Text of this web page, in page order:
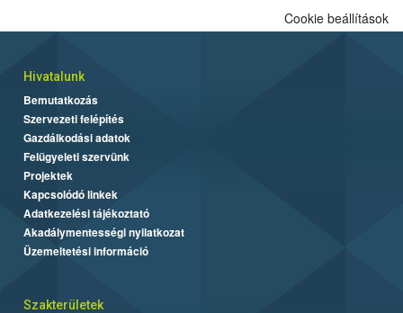
Cookie beállítások
Hivatalunk
Bemutatkozás
Szervezeti felépítés
Gazdálkodási adatok
Felügyeleti szervünk
Projektek
Kapcsolódó linkek
Adatkezelési tájékoztató
Akadálymentességi nyilatkozat
Üzemeltetési információ
Szakterületek